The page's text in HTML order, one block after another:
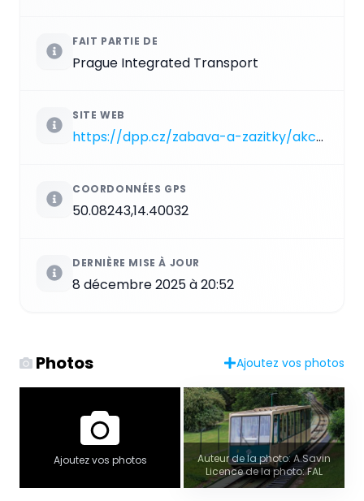
FAIT PARTIE DE
Prague Integrated Transport
SITE WEB
https://dpp.cz/zabava-a-zazitky/akce-a-zajimavosti/lanova-draha-na-petrin
COORDONNÉES GPS
50.08243,14.40032
DERNIÈRE MISE À JOUR
8 décembre 2025 à 20:52
Photos Ajoutez vos photos
Ajoutez vos photos
Auteur de la photo: A.Savin
Licence de la photo: FAL